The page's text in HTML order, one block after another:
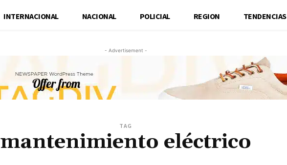
INTERNACIONAL NACIONAL POLICIAL REGION TENDENCIAS
- Advertisement -
TAG
mantenimiento eléctrico